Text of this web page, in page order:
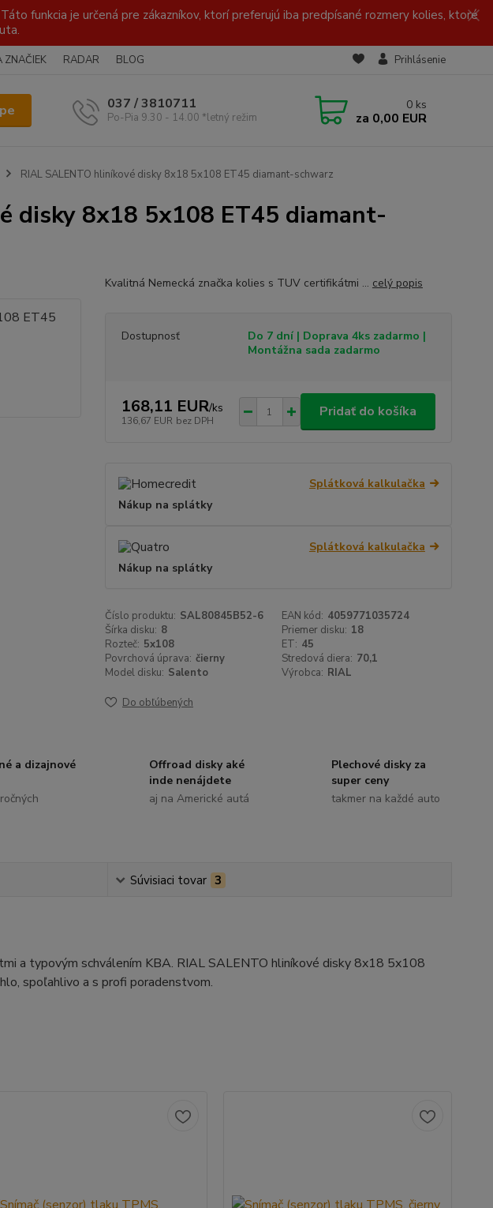
funkcia je určená pre zákazníkov, ktorí preferujú iba predpísané rozmery kolies, ktoré
ZNAČIEK RADAR BLOG Prihlásenie
037 / 3810711
Po-Pia 9.30 - 14.00 *letný režim
0 ks
za 0,00 EUR
RIAL SALENTO hliníkové disky 8x18 5x108 ET45 diamant-schwarz
disky 8x18 5x108 ET45 diamant-
Kvalitná Nemecká značka kolies s TUV certifikátmi ... celý popis
Dostupnosť
Do 7 dní | Doprava 4ks zadarmo |
Montážna sada zadarmo
168,11 EUR/ks
136,67 EUR bez DPH
Pridať do košíka
Splátková kalkulačka
Nákup na splátky
Splátková kalkulačka
Nákup na splátky
Číslo produktu: SAL80845B52-6 EAN kód: 4059771035724
Šírka disku: 8 Priemer disku: 18
Rozteč: 5x108 ET: 45
Povrchová úprava: čierny Stredová diera: 70,1
Model disku: Salento Výrobca: RIAL
Do obľúbených
a dizajnové
Offroad disky aké
inde nenájdete
aj na Americké autá
Plechové disky za
super ceny
takmer na každé auto
Súvisiaci tovar 3
a typovým schválením KBA. RIAL SALENTO hliníkové disky 8x18 5x108
spoľahlivo a s profi poradenstvom.